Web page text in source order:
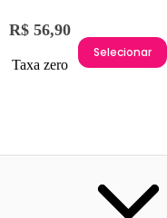
R$ 56,90
Taxa zero
Selecionar